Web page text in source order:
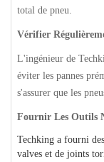
total de pneu.
Vérifier
L'ingénieur de
éviter les pannes
s'assurer que les
Fournir Les Outils
Techking a fourni
valves et de joints